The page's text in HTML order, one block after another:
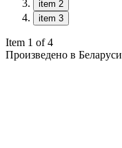
item 2
item 3
Item 1 of 4
Произведено в Беларуси